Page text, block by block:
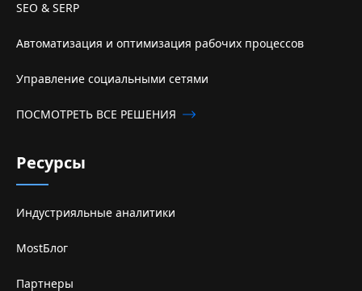
SEO & SERP
Автоматизация и оптимизация рабочих процессов
Управление социальными сетями
ПОСМОТРЕТЬ ВСЕ РЕШЕНИЯ
Ресурсы
Индустрияльные аналитики
MostБлог
Партнеры